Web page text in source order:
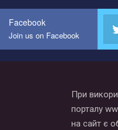
Facebook
Join us on Facebook
При
порталу
на сайт є